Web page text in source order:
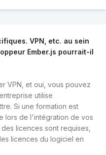
VPN, etc. au sein
Ember.js pourrait-il
VPN, et oui, vous pouvez
utilise
Si une formation est
lors de l'intégration de vos
licences sont requises,
licences du logiciel en